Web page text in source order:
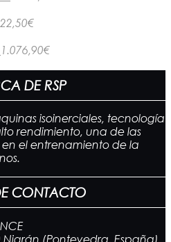
€
1.076,90€
DE RSP
isoinerciales, tecnología
rendimiento, una de las
el entrenamiento de la
CONTACTO
(Pontevedra, España)